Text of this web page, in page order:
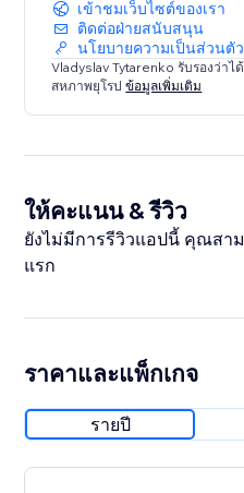
เข้าชมเว็บไซต์ของเรา
ติดต่อฝ่ายสนับสนุน
นโยบายความเป็นส่วนตัว
Vladyslav Tytarenko รับรองว่า
สหภาพยุโรปข้อมูลเพิ่มเติม
ให้คะแนน & รีวิว
ยังไม่มีการรีวิวแอปนี้ คุณสา
แรก
ราคาและแพ็กเกจ
รายปี